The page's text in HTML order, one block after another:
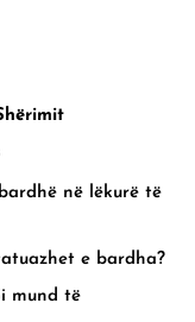
në lëkurë të
e bardha?
mund të